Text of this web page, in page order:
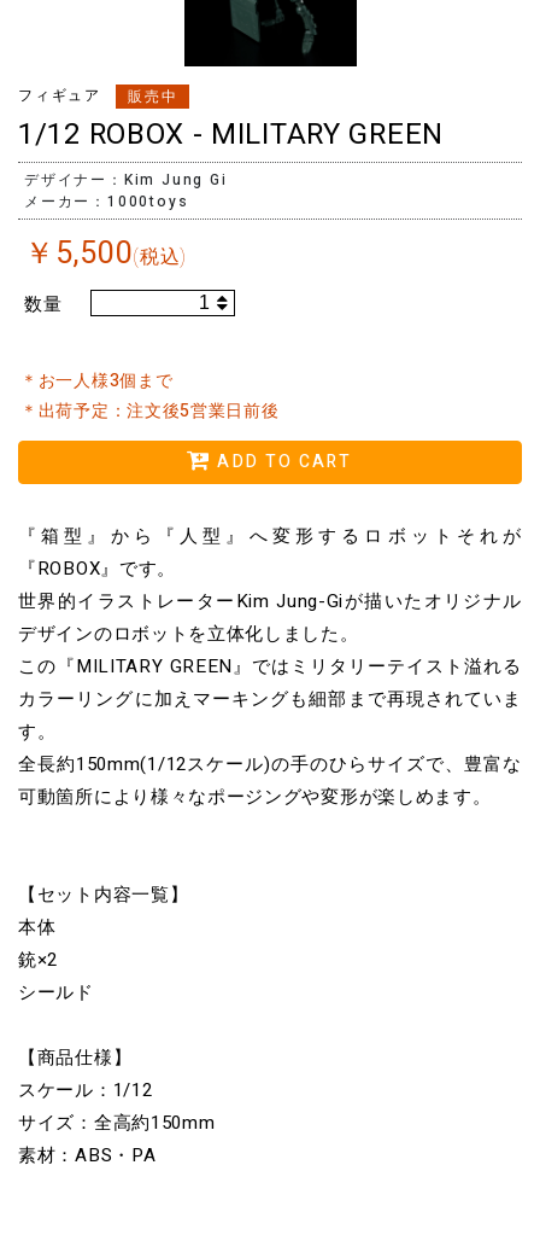
フィギュア 販売中
1/12 ROBOX - MILITARY GREEN
デザイナー：Kim Jung Gi
メーカー：1000toys
￥ 5,500(税込)
数量
＊お一人様3個まで
＊出荷予定：注文後5営業日前後
ADD TO CART
『箱型』から『人型』へ変形するロボットそれが
『ROBOX』です。
世界的イラストレーターKim Jung-Giが描いたオリジナル
デザインのロボットを立体化しました。
この『MILITARY GREEN』ではミリタリーテイスト溢れる
カラーリングに加えマーキングも細部まで再現されていま
す。
全長約150mm(1/12スケール)の手のひらサイズで、豊富な
可動箇所により様々なポージングや変形が楽しめます。
【セット内容一覧】
本体
銃×2
シールド
【商品仕様】
スケール：1/12
サイズ：全高約150mm
素材：ABS・PA